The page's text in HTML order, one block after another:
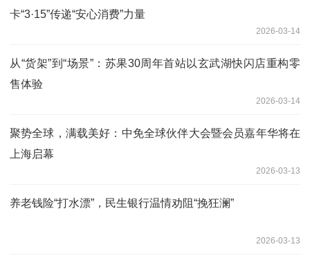
卡“3·15”传递“安心消费”力量
2026-03-14
从“货架”到“场景”：苏果30周年首站以玄武湖快闪店重构零
售体验
2026-03-14
聚势全球，满载美好：中免全球伙伴大会暨会员嘉年华将在
上海启幕
2026-03-13
养老钱险“打水漂”，民生银行温情劝阻“挽狂澜”
2026-03-13